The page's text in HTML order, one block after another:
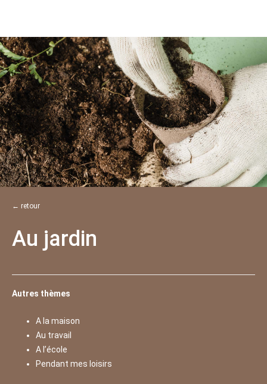
← retour
Au jardin
Autres thèmes
A la maison
Au travail
A l’école
Pendant mes loisirs